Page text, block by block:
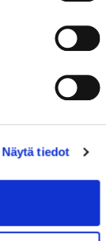
Näytä tiedot